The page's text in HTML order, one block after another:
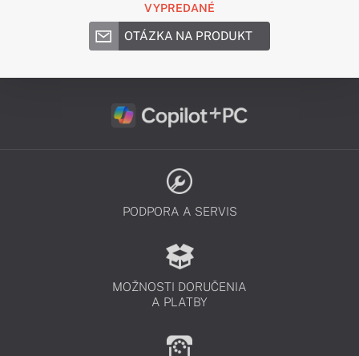
VYPREDANÉ
OTÁZKA NA PRODUKT
PODPORA A SERVIS
MOŽNOSTI DORUČENIA
A PLATBY